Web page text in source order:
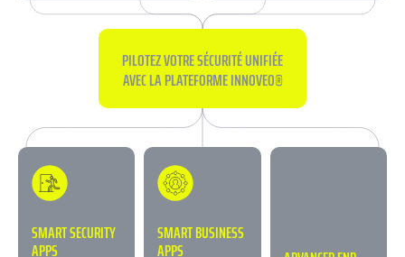
PILOTEZ VOTRE SÉCURITÉ UNIFIÉE
AVEC LA PLATEFORME INNOVEO®
SMART SECURITY
APPS
SMART BUSINESS
APPS